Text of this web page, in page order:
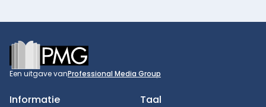
Footer
Een uitgave vanProfessional Media Group
Informatie Taal